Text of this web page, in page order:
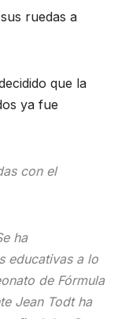
ruedas a
que la
ya fue
con el
ha
educativas a lo
de Fórmula
Jean Todt ha